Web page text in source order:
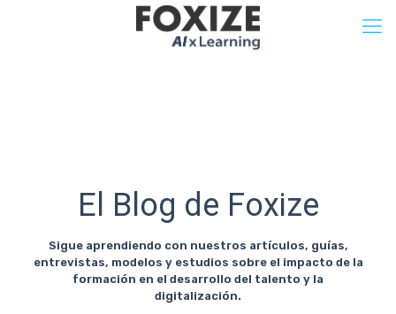
El Blog de Foxize
Sigue aprendiendo con nuestros artículos, guías,
entrevistas, modelos y estudios sobre el impacto de la
formación en el desarrollo del talento y la
digitalización.